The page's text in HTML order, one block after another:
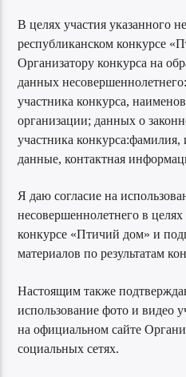
В целях участия указанного
республиканском конкурсе
Организатору конкурса на
данных
участника конкурса,
организации; данных о
участника
данные, контактная
Я даю согласие на
несовершеннолетнего в
конкурсе «Птичий дом» и
материалов по результатам
Настоящим также
использование фото и видео
на официальном сайте
социальных сетях.